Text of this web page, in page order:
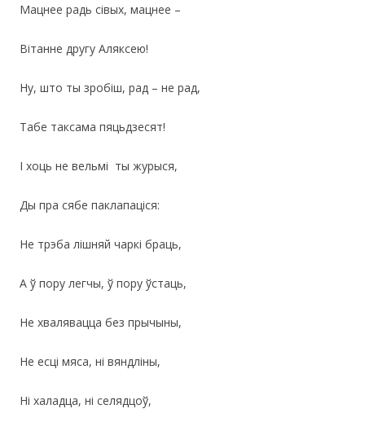
Мацнее радь сiвых, мацнее –
Вiтанне другу Аляксею!
Ну, што ты зробiш, рад – не рад,
Табе таксама пяцьдзесят!
I хоць не вельмi ты журыся,
Ды пра сябе паклапацiся:
Не трэба лiшняй чаркi браць,
А ў пору легчы, ў пору ўстаць,
Не хвалявацца без прычыны,
Не есцi мяса, нi вяндлiны,
Нi халадца, нi селядцоў,